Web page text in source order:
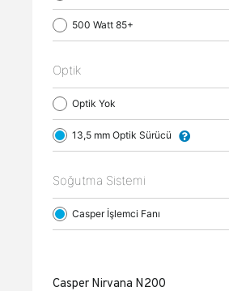
500 Watt 85+
Optik
Optik Yok
13,5 mm Optik Sürücü
Soğutma Sistemi
Casper İşlemci Fanı
Casper Nirvana N200